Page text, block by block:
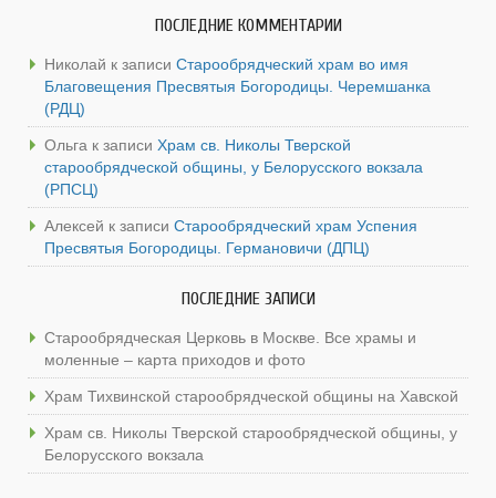
ПОСЛЕДНИЕ КОММЕНТАРИИ
Николай к записи Старообрядческий храм во имя
Благовещения Пресвятыя Богородицы. Черемшанка
(РДЦ)
Ольга к записи Храм св. Николы Тверской
старообрядческой общины, у Белорусского вокзала
(РПСЦ)
Алексей к записи Старообрядческий храм Успения
Пресвятыя Богородицы. Германовичи (ДПЦ)
ПОСЛЕДНИЕ ЗАПИСИ
Старообрядческая Церковь в Москве. Все храмы и
моленные – карта приходов и фото
Храм Тихвинской старообрядческой общины на Хавской
Храм св. Николы Тверской старообрядческой общины, у
Белорусского вокзала